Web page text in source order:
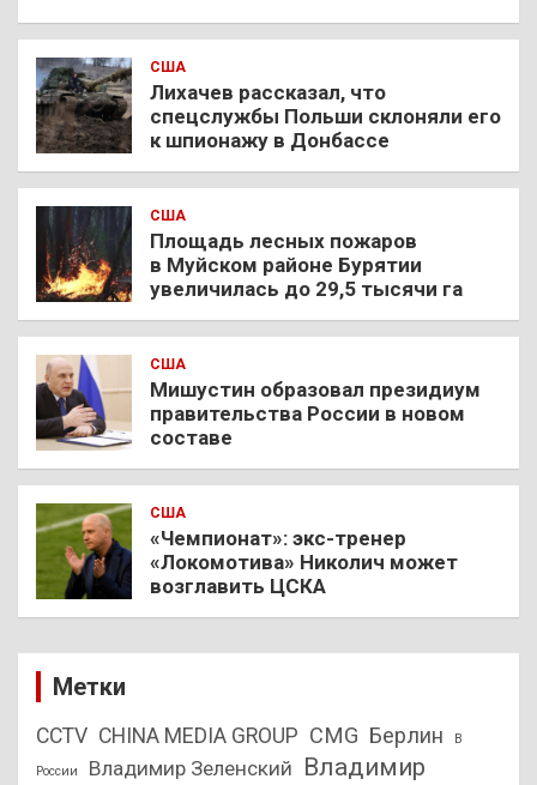
США
Лихачев рассказал, что
спецслужбы Польши склоняли его
к шпионажу в Донбассе
США
Площадь лесных пожаров
в Муйском районе Бурятии
увеличилась до 29,5 тысячи га
США
Мишустин образовал президиум
правительства России в новом
составе
США
«Чемпионат»: экс-тренер
«Локомотива» Николич может
возглавить ЦСКА
Метки
CCTV CHINA MEDIA GROUP CMG Берлин В
России Владимир Зеленский Владимир